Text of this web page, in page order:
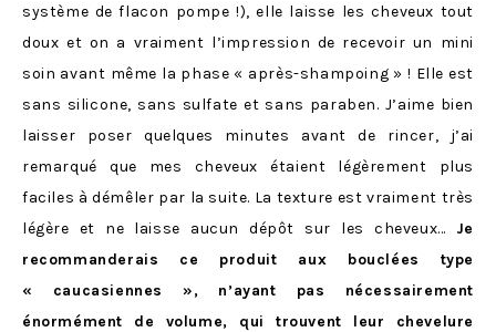
système de flacon pompe !), elle laisse les cheveux tout
doux et on a vraiment l’impression de recevoir un mini
soin avant même la phase « après-shampoing » ! Elle est
sans silicone, sans sulfate et sans paraben. J’aime bien
laisser poser quelques minutes avant de rincer, j’ai
remarqué que mes cheveux étaient légèrement plus
faciles à démêler par la suite. La texture est vraiment très
légère et ne laisse aucun dépôt sur les cheveux… Je
recommanderais ce produit aux bouclées type
« caucasiennes », n’ayant pas nécessairement
énormément de volume, qui trouvent leur chevelure